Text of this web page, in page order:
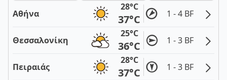
Αθήνα
28°C
37°C 1 - 4 BF
Θεσσαλονίκη
25°C
36°C 1 - 3 BF
Πειραιάς
28°C
37°C 1 - 3 BF